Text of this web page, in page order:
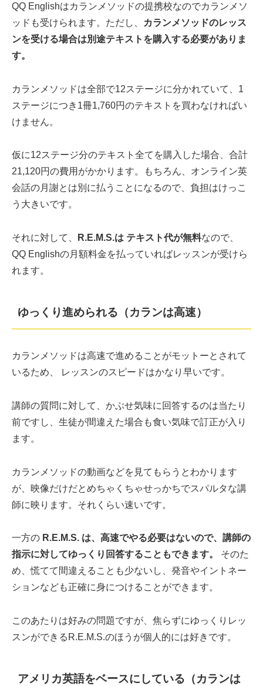
QQ Englishはカランメソッドの提携校なのでカランメソ
ッドも受けられます。ただし、
カランメソッドのレッス
ンを受ける場合は別途テキストを購入する必要がありま
す。
カランメソッドは全部で12ステージに分かれていて、1
ステージにつき1冊1,760円のテキストを買わなければい
けません。
仮に12ステージ分のテキスト全てを購入した場合、合計
21,120円の費用がかかります。もちろん、オンライン英
会話の月謝とは別に払うことになるので、負担はけっこ
う大きいです。
それに対して、 R.E.M.S.は テキスト代が無料なので、
QQ Englishの月額料金を払っていればレッスンが受けら
れます。
ゆっくり進められる（カランは高速）
カランメソッドは高速で進めることがモットーとされて
いるため、 レッスンのスピードはかなり早いです。
講師の質問に対して、かぶせ気味に回答するのは当たり
前ですし、生徒が間違えた場合も食い気味で訂正が入り
ます。
カランメソッドの動画などを見てもらうとわかります
が、映像だけだとめちゃくちゃせっかちでスパルタな講
師に映ります。それくらい速いです。
一方の R.E.M.S. は、高速でやる必要はないので、講師の
指示に対してゆっくり回答することもできます。
そのた
め、慌てて間違えることも少ないし、発音やイントネー
ションなども正確に身につけることができます。
このあたりは好みの問題ですが、焦らずにゆっくりレッ
スンができるR.E.M.S.のほうが個人的には好きです。
アメリカ英語をベースにしている（カランは